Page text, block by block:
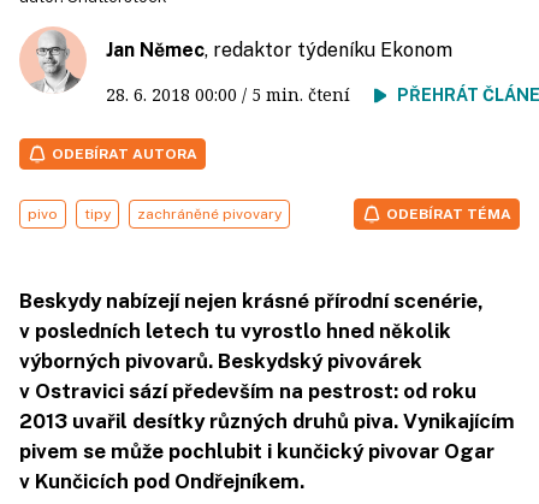
Jan Němec, redaktor týdeníku Ekonom
28. 6. 2018 00:00 / 5 min. čtení PŘEHRÁT
ODEBÍRAT AUTORA
pivo tipy zachráněné pivovary ODEBÍRAT TÉMA
Beskydy nabízejí nejen krásné přírodní scenérie,
v posledních letech tu vyrostlo hned několik
výborných pivovarů. Beskydský pivovárek
v Ostravici sází především na pestrost: od roku
2013 uvařil desítky různých druhů piva. Vynikajícím
pivem se může pochlubit i kunčický pivovar Ogar
v Kunčicích pod Ondřejníkem.